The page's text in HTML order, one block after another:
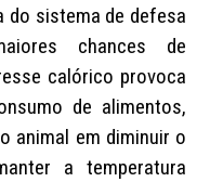
do sistema de defesa
chances de
calórico provoca
de alimentos,
animal em diminuir o
a temperatura